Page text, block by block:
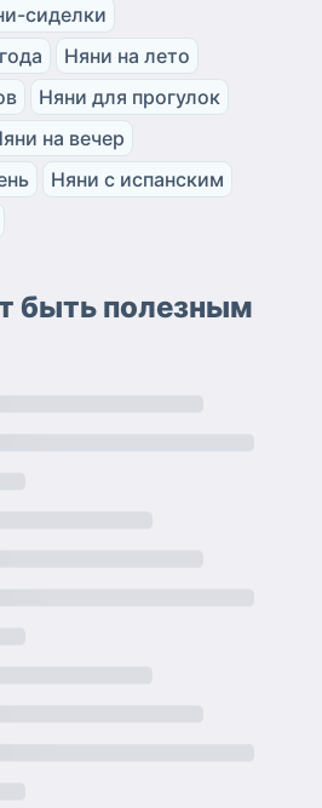
сиделки
Няни на лето
Няни для прогулок
на вечер
Няни с испанским
быть полезным